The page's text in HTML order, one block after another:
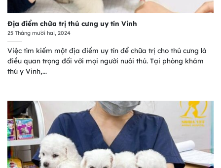
Địa điểm chữa trị thú cưng uy tín Vinh
25 Tháng mười hai, 2024
Việc tìm kiếm một địa điểm uy tín để chữa trị cho thú cưng là
điều quan trọng đối với mọi người nuôi thú. Tại phòng khám
thú y Vinh,...